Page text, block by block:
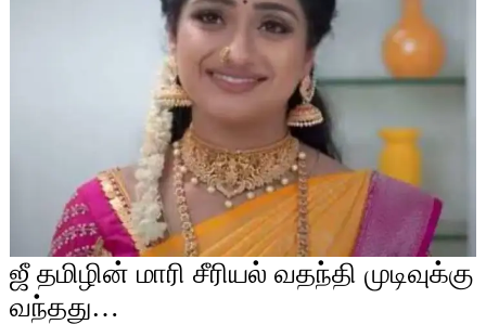
ஜீ தமிழின் மாரி சீரியல் வதந்தி முடிவுக்கு
வந்தது…